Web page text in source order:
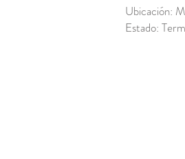
Ubicación:
Estado: